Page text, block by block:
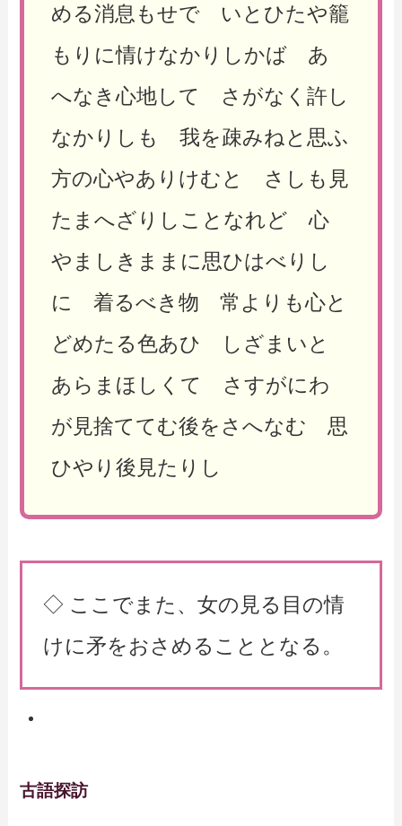
める消息もせで いとひたや籠
もりに情けなかりしかば あ
へなき心地して さがなく許し
なかりしも 我を疎みねと思ふ
方の心やありけむと さしも見
たまへざりしことなれど 心
やましきままに思ひはべりし
に 着るべき物 常よりも心と
どめたる色あひ しざまいと
あらまほしくて さすがにわ
が見捨ててむ後をさへなむ 思
ひやり後見たりし
◇ ここでまた、女の見る目の情
けに矛をおさめることとなる。
古語探訪